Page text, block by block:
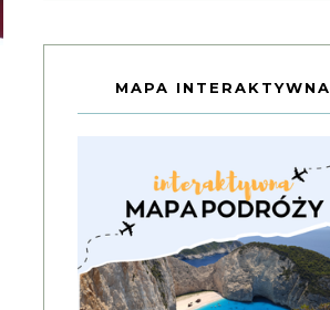
MAPA INTERAKTYWNA